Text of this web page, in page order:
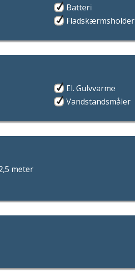
Batteri
Fladskærmsholder
El. Gulvvarme
Vandstandsmåler
meter